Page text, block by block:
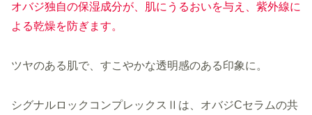
オバジ独自の保湿成分が、肌にうるおいを与え、紫外線に
よる乾燥を防ぎます。
ツヤのある肌で、すこやかな透明感のある印象に。
シグナルロックコンプレックスⅡは、オバジCセラムの共